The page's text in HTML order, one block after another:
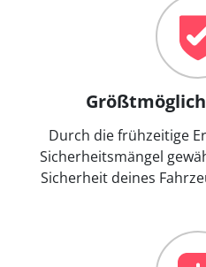
Durch die frühzeitige
Sicherheitsmängel
Sicherheit deines